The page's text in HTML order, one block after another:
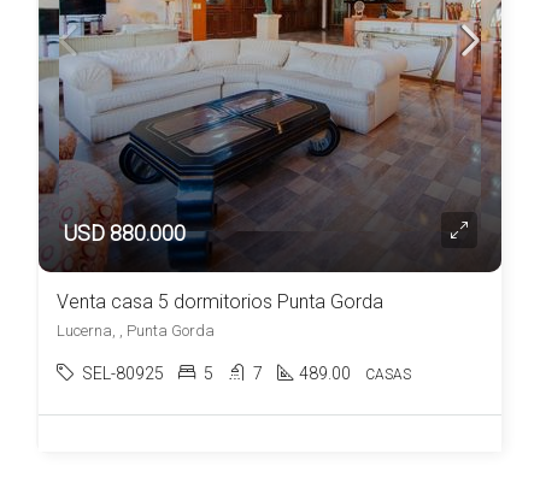
USD 880.000
Venta casa 5 dormitorios Punta Gorda
Lucerna, , Punta Gorda
SEL-80925 5 7 489.00 CASAS